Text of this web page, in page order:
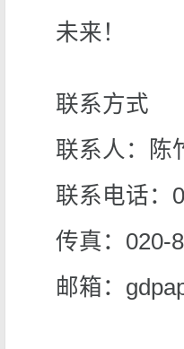
未来！
联系方式
联系人：陈
联系电话：
传真：020-
邮箱：